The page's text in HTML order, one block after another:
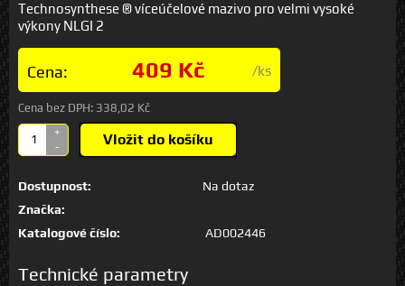
Technosynthese ® víceúčelové mazivo pro velmi vysoké
výkony NLGI 2
Cena: 409 Kč /ks
Cena bez DPH: 338,02 Kč
+
-
Vložit do košíku
Dostupnost:
Na dotaz
Značka:
Katalogové číslo:
AD002446
Technické parametry